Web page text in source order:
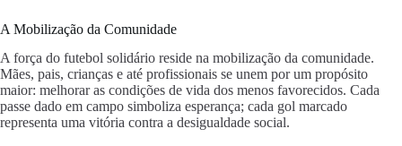
A Mobilização da Comunidade
A força do futebol solidário reside na mobilização da comunidade.
Mães, pais, crianças e até profissionais se unem por um propósito
maior: melhorar as condições de vida dos menos favorecidos. Cada
passe dado em campo simboliza esperança; cada gol marcado
representa uma vitória contra a desigualdade social.